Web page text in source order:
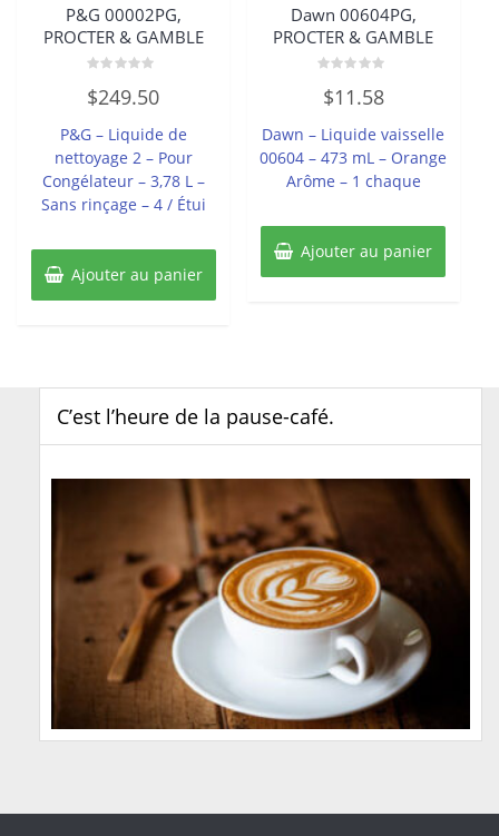
P&G 00002PG,
PROCTER & GAMBLE
0
sur
$249.50
P&G – Liquide de
nettoyage 2 – Pour
Congélateur – 3,78 L –
Sans rinçage – 4 / Étui
Ajouter au panier
Dawn 00604PG,
PROCTER & GAMBLE
0
sur
$11.58
Dawn – Liquide vaisselle
00604 – 473 mL – Orange
Arôme – 1 chaque
Ajouter au panier
C’est l’heure de la pause-café.